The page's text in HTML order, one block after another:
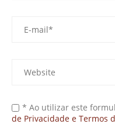
* Ao utilizar este
de Privacidade e Termos